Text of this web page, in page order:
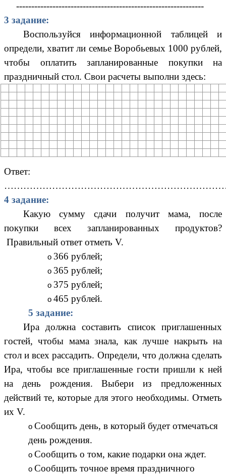
--------------------------------------------------------------
3 задание:
Воспользуйся информационной таблицей и
определи, хватит ли семье Воробьевых 1000 рублей,
чтобы оплатить запланированные покупки на
праздничный стол. Свои расчеты выполни здесь:
Ответ:
4 задание:
Какую сумму сдачи получит мама, после
покупки всех запланированных продуктов?
Правильный ответ отметь V.
366 рублей;
365 рублей;
375 рублей;
465 рублей.
5 задание:
Ира должна составить список приглашенных
гостей, чтобы мама знала, как лучше накрыть на
стол и всех рассадить. Определи, что должна сделать
Ира, чтобы все приглашенные гости пришли к ней
на день рождения. Выбери из предложенных
действий те, которые для этого необходимы. Отметь
их V.
Сообщить день, в который будет отмечаться
день рождения.
Сообщить о том, какие подарки она ждет.
Сообщить точное время праздничного